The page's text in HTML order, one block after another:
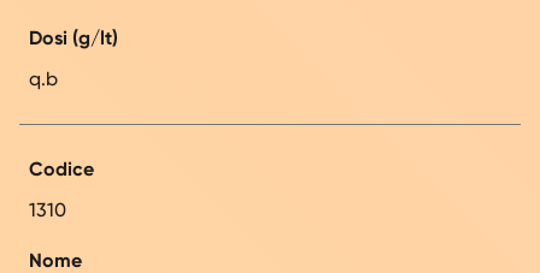
Dosi (g/lt)
q.b
Codice
1310
Nome